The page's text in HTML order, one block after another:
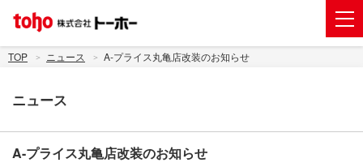
会社案内
株主・投資家情報
TOP ニュース A-プライス丸亀店改装のお知らせ
ニュース
A-プライス丸亀店改装のお知らせ